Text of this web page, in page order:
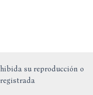
su reproducción o